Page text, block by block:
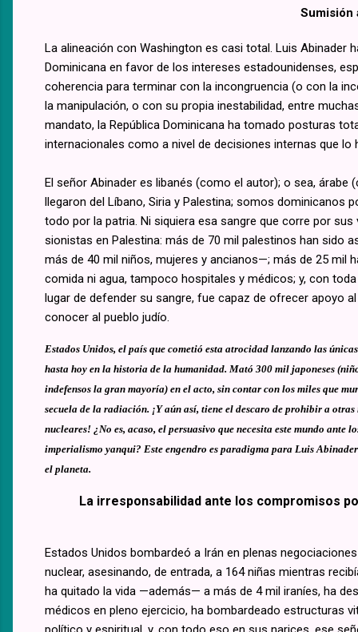
Sumisión
La alineación con Washington es casi total. Luis Abinader
Dominicana en favor de los intereses estadounidenses,
coherencia para terminar con la incongruencia (o con la
la manipulación, o con su propia inestabilidad, entre
mandato, la República Dominicana ha tomado posturas
internacionales como a nivel de decisiones internas que
El señor Abinader es libanés (como el autor); o sea,
llegaron del Líbano, Siria y Palestina; somos dominicanos
todo por la patria. Ni siquiera esa sangre que corre por
sionistas en Palestina: más de 70 mil palestinos han sido
más de 40 mil niños, mujeres y ancianos—; más de 25 mil
comida ni agua, tampoco hospitales y médicos; y, con
lugar de defender su sangre, fue capaz de ofrecer apoyo
conocer al pueblo judío.
Estados Unidos, el país que cometió esta atrocidad lanzando las
hasta hoy en la historia de la humanidad. Mató 300 mil japoneses
indefensos la gran mayoría) en el acto, sin contar con los miles que
secuela de la radiación. ¡Y aún así, tiene el descaro de prohibir a otras
nucleares! ¿No es, acaso, el persuasivo que necesita este mundo ante
imperialismo yanqui? Este engendro es paradigma para Luis
el planeta.
La irresponsabilidad ante los compromisos
Estados Unidos bombardeó a Irán en plenas
nuclear, asesinando, de entrada, a 164 niñas mientras
ha quitado la vida —además— a más de 4 mil iraníes, ha
médicos en pleno ejercicio, ha bombardeado estructuras